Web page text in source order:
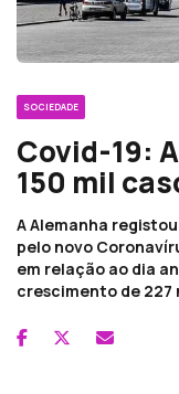
SOCIEDADE
Covid-19:
150 mil
A Alemanha
pelo novo
em relação ao dia
crescimento de 227